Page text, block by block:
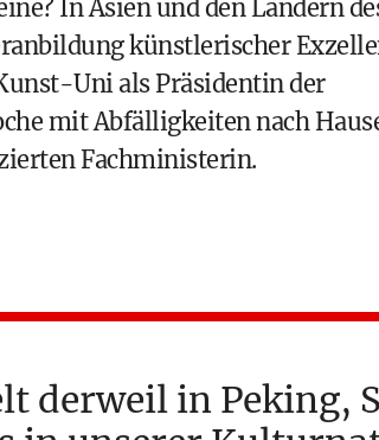
In Asien und den Ländern
künstlerischer
Uni als Präsidentin der
mit Abfälligkeiten nach
Fachministerin.
derweil in Peking,